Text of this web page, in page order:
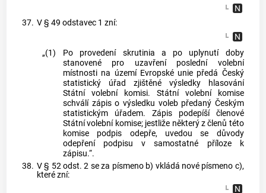
37. V § 49 odstavec 1 zní:
„(1)
Po provedení skrutinia a po uplynutí doby
stanovené pro uzavření poslední volební
místnosti na území Evropské unie předá Český
statistický úřad zjištěné výsledky hlasování
Státní volební komisi. Státní volební komise
schválí zápis o výsledku voleb předaný Českým
statistickým úřadem. Zápis podepíší členové
Státní volební komise; jestliže některý z členů této
komise podpis odepře, uvedou se důvody
odepření podpisu v samostatné příloze k
zápisu.“.
38. V § 52 odst. 2 se za písmeno b) vkládá nové písmeno c),
které zní: